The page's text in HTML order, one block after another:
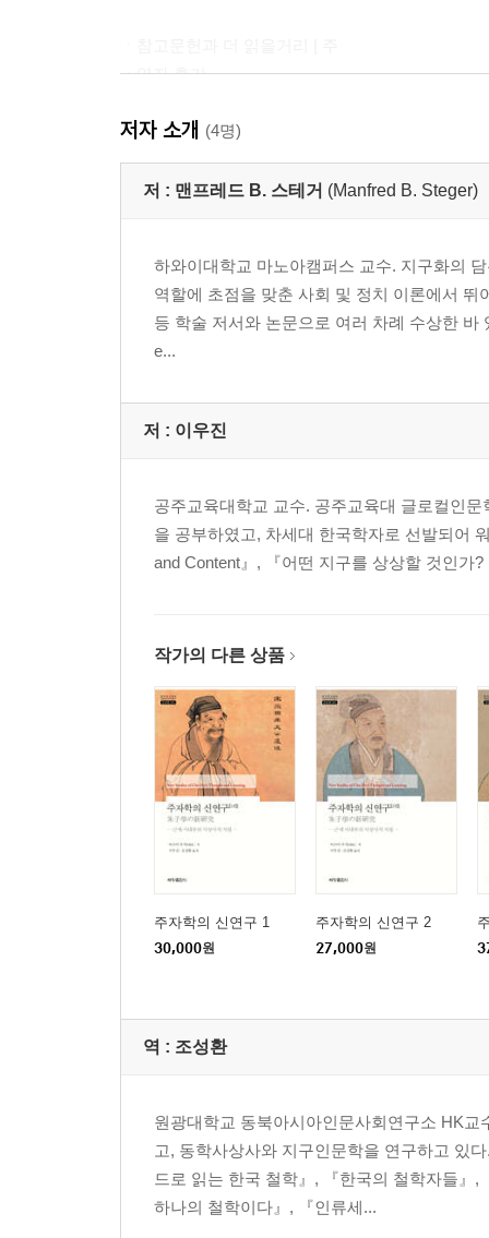
ㆍ역자 후기
저자 소개 (4명)
저 : 맨프레드 B. 스테거 (Manfred B. Steger)
하와이대학교 마노아캠퍼스 교수. 지구화의
역할에 초점을 맞춘 사회 및 정치 이론에서
등 학술 저서와 논문으로 여러 차례 수상한
e...
저 : 이우진
공주교육대학교 교수. 공주교육대 글로컬인
을 공부하였고, 차세대 한국학자로 선발되어
and Content』, 『어떤 지구를 상상할 것인가
작가의 다른 상품
주자학의 신연구 1
30,000원
주자학의 신연구 2
27,000원
역 : 조성환
원광대학교 동북아시아인문사회연구소 HK
고, 동학사상사와 지구인문학을 연구하고 있
드로 읽는 한국 철학』, 『한국의 철학자들』
하나의 철학이다』, 『인류세...